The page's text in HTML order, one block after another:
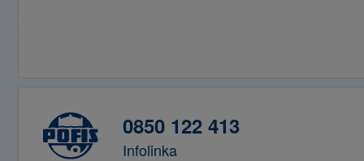
0850 122 413
Infolinka